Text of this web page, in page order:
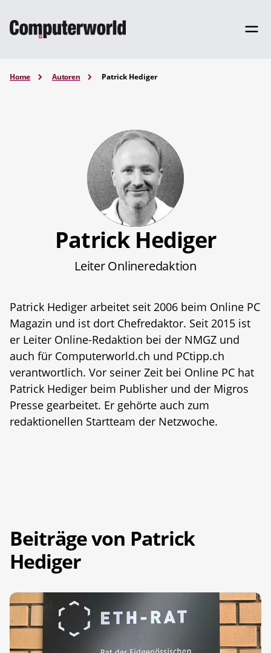
Home Autoren Patrick Hediger
Patrick Hediger
Leiter Onlineredaktion
Patrick Hediger arbeitet seit 2006 beim Online PC
Magazin und ist dort Chefredaktor. Seit 2015 ist
er Leiter Online-Redaktion bei der NMGZ und
auch für Computerworld.ch und PCtipp.ch
verantwortlich. Vor seiner Zeit bei Online PC hat
Patrick Hediger beim Publisher und der Migros
Presse gearbeitet. Er gehörte auch zum
redaktionellen Startteam der Netzwoche.
Beiträge von Patrick
Hediger